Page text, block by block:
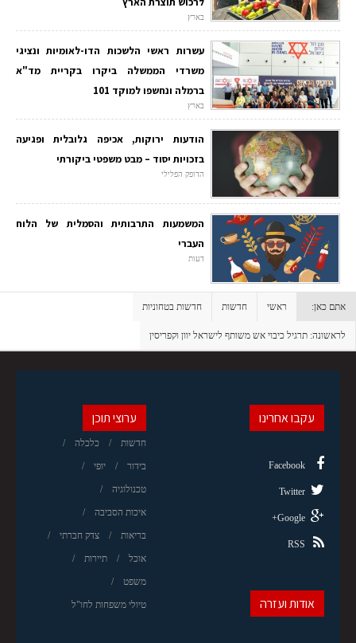
בארץ
עשרות ראשי הלשכות הדו-לאומיות ונציגי
משרדי הממשלה ביקרו בקריית מד"א
ברמלה ונחשפו למוקד 101
בארץ
הודעות ירוקות, אכיפה גלובלית ופגיעה
בזכויות יסוד – מבט משפטי ביקורתי
הדופק הפלילי
המשמעות התרבותית והסמלית של הלוח
העברי
דעות
אתם כאן: ראשי חדשות חדשות בטחוניות
לראשונה: תרגיל כיבוי אש משותף לישראל יוון וקפריסין
ערוצי תוכן
חדשות כלכלה
בידור יופי
טכנולוגיה
איכות הסביבה
בריאות צדק חברתי
אוכל תיירות
משפט
טיולי משפחות לחו"ל
עקבו אחרינו
Facebook
Twitter
Google+
RSS
אודות ועזרה